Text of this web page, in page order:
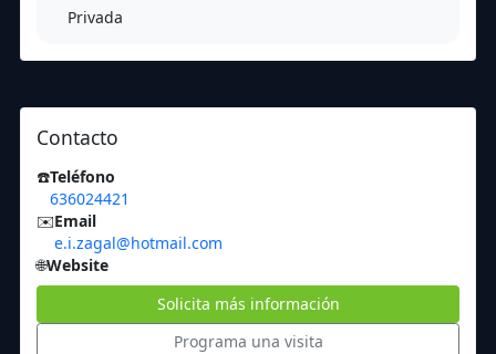
Privada
Contacto
☎️Teléfono
636024421
✉️Email
e.i.zagal@hotmail.com
🌐Website
Solicita más información
Programa una visita